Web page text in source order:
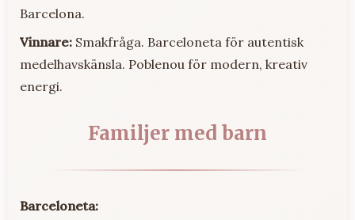
Barcelona.
Vinnare: Smakfråga. Barceloneta för autentisk
medelhavskänsla. Poblenou för modern, kreativ
energi.
Familjer med barn
Barceloneta: